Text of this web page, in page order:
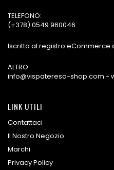
TELEFONO:
(+378) 0549 960046
Iscritto al registro eCommerce
ALTRO:
info@vispateresa-shop.com -
LINK UTILI
Contattaci
Il Nostro Negozio
Marchi
Privacy Policy